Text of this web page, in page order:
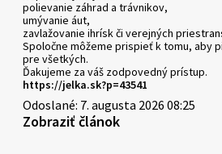
polievanie záhrad a trávnikov,
umývanie áut,
zavlažovanie ihrísk či verejných
Spoločne môžeme prispieť k tomu, aby
pre všetkých.
Ďakujeme za váš zodpovedný prístup.
https://jelka.sk?p=43541
Odoslané: 7. augusta 2026 08:25
Zobraziť článok